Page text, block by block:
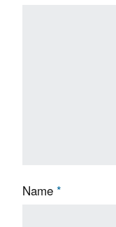
Name *